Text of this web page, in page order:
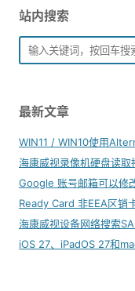
站内搜索
最新文章
WIN11 / WIN10使用
海康威视录像机硬盘读
Google 账号邮箱可以修
Ready Card 非EEA区销
海康威视设备网络搜索
iOS 27、iPadOS 27和